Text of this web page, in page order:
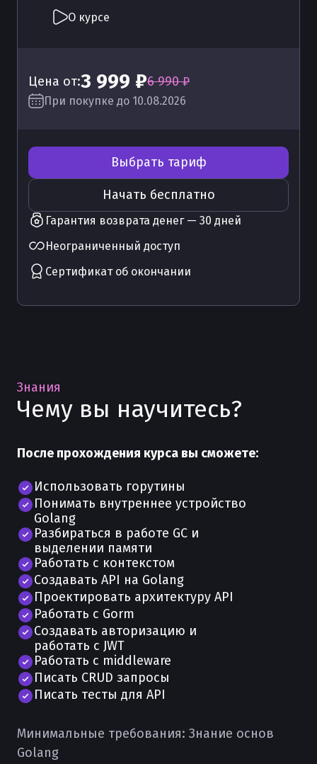
О курсе
Цена от:3 999 ₽6 990 ₽
При покупке до 10.08.2026
Выбрать тариф
Начать бесплатно
Гарантия возврата денег — 30 дней
Неограниченный доступ
Сертификат об окончании
Знания
Чему вы научитесь?
После прохождения курса вы сможете:
Использовать горутины
Понимать внутреннее устройство
Golang
Разбираться в работе GC и
выделении памяти
Работать с контекстом
Создавать API на Golang
Проектировать архитектуру API
Работать с Gorm
Создавать авторизацию и
работать с JWT
Работать с middleware
Писать CRUD запросы
Писать тесты для API
Минимальные требования: Знание основ
Golang